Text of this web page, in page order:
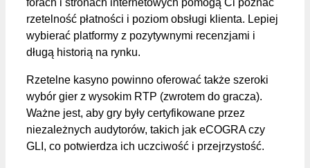
rzetelność płatności i poziom obsługi klienta. Lepiej
wybierać platformy z pozytywnymi recenzjami i
długą historią na rynku.
Rzetelne kasyno powinno oferować także szeroki
wybór gier z wysokim RTP (zwrotem do gracza).
Ważne jest, aby gry były certyfikowane przez
niezależnych audytorów, takich jak eCOGRA czy
GLI, co potwierdza ich uczciwość i przejrzystość.